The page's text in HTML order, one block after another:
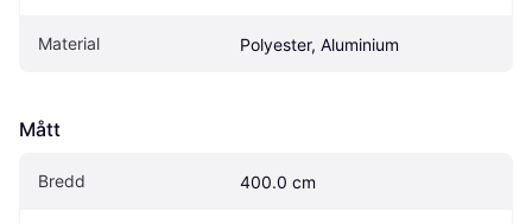
Material Polyester, Aluminium
Mått
Bredd 400.0 cm